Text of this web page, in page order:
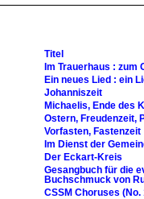
Titel
Im Trauerhaus : zum
Ein neues Lied : ein
Johanniszeit
Michaelis, Ende des
Ostern, Freudenzeit,
Vorfasten, Fastenzeit
Im Dienst der
Der Eckart-Kreis
Gesangbuch für die
Buchschmuck von
CSSM Choruses (No.